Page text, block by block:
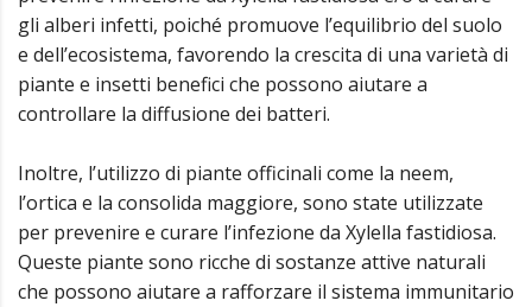
gli alberi infetti, poiché promuove l’equilibrio del suolo
e dell’ecosistema, favorendo la crescita di una varietà di
piante e insetti benefici che possono aiutare a
controllare la diffusione dei batteri.
Inoltre, l’utilizzo di piante officinali come la neem,
l’ortica e la consolida maggiore, sono state utilizzate
per prevenire e curare l’infezione da Xylella fastidiosa.
Queste piante sono ricche di sostanze attive naturali
che possono aiutare a rafforzare il sistema immunitario